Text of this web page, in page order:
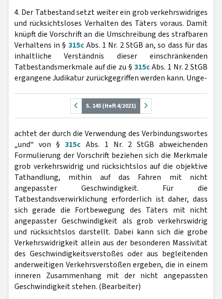
4. Der Tatbestand setzt weiter ein grob verkehrswidriges
und rücksichtsloses Verhalten des Täters voraus. Damit
knüpft die Vorschrift an die Umschreibung des strafbaren
Verhaltens in § 315cAbs. 1 Nr. 2 StGB an, so dass für das
inhaltliche Verständnis dieser einschränkenden
Tatbestandsmerkmale auf die zu § 315cAbs. 1 Nr. 2 StGB
ergangene Judikatur zurückgegriffen werden kann. Unge-
S. 145 (Heft 4/2021)
achtet der durch die Verwendung des Verbindungswortes
„und“ von § 315c Abs. 1 Nr. 2 StGB abweichenden
Formulierung der Vorschrift beziehen sich die Merkmale
grob verkehrswidrig und rücksichtslos auf die objektive
Tathandlung, mithin auf das Fahren mit nicht
angepasster Geschwindigkeit. Für die
Tatbestandsverwirklichung erforderlich ist daher, dass
sich gerade die Fortbewegung des Täters mit nicht
angepasster Geschwindigkeit als grob verkehrswidrig
und rücksichtslos darstellt. Dabei kann sich die grobe
Verkehrswidrigkeit allein aus der besonderen Massivität
des Geschwindigkeitsverstoßes oder aus begleitenden
anderweitigen Verkehrsverstößen ergeben, die in einem
inneren Zusammenhang mit der nicht angepassten
Geschwindigkeit stehen. (Bearbeiter)